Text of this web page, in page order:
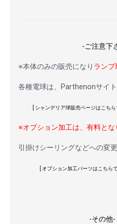
-ご注意下
※本体のみの販売になり ランプ
各種電球は、Parthenonサイ
[ シャンデリア球販売ページはこちら
※オプション加工は、有料とな
引掛けシーリングなどへの変
[ オプション加工パーツはこちらで
-その他-